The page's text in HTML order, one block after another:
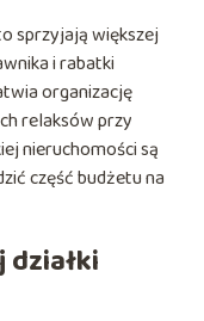
sprzyjają większej
i rabatki
organizację
relaksów przy
nieruchomości są
część budżetu na